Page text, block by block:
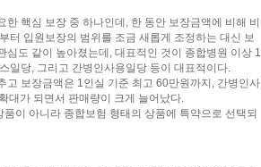
핵심 보장 중 하나인데, 한 동안 보장금액에 비해 비
터 입원보장의 범위를 조금 새롭게 조정하는 대신 보
도 같이 높아졌는데, 대표적인 것이 종합병원 이상 1
일당, 그리고 간병인사용일당 등이 대표적이다.
고 보장금액은 1인실 기준 최고 60만원까지, 간병인사
대가 되면서 판매량이 크게 늘어났다.
이 아니라 종합보험 형태의 상품에 특약으로 선택되